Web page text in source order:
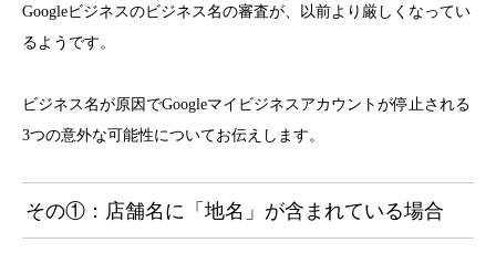
Googleビジネスのビジネス名の審査が、以前より厳しくなってい
るようです。
ビジネス名が原因でGoogleマイビジネスアカウントが停止される
3つの意外な可能性についてお伝えします。
その①：店舗名に「地名」が含まれている場合